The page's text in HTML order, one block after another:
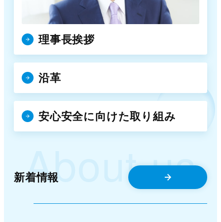
理事長挨拶
沿革
安心安全に向けた取り組み
新着情報
About us